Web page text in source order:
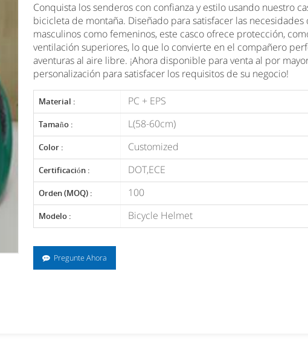
čeština 한국의
Svenska Melayu
日本語 Nederlands
Conquista los senderos con confianza y estilo usando nuestro
bicicleta de montaña. Diseñado para satisfacer las necesidades
masculinos como femeninos, este casco ofrece protección,
ventilación superiores, lo que lo convierte en el compañero
aventuras al aire libre. ¡Ahora disponible para venta al por
personalización para satisfacer los requisitos de su negocio!
Material : PC + EPS
Tamaño : L(58-60cm)
Color : Customized
Certificación : DOT,ECE
Orden (MOQ) : 100
Modelo : Bicycle Helmet
Pregunte Ahora